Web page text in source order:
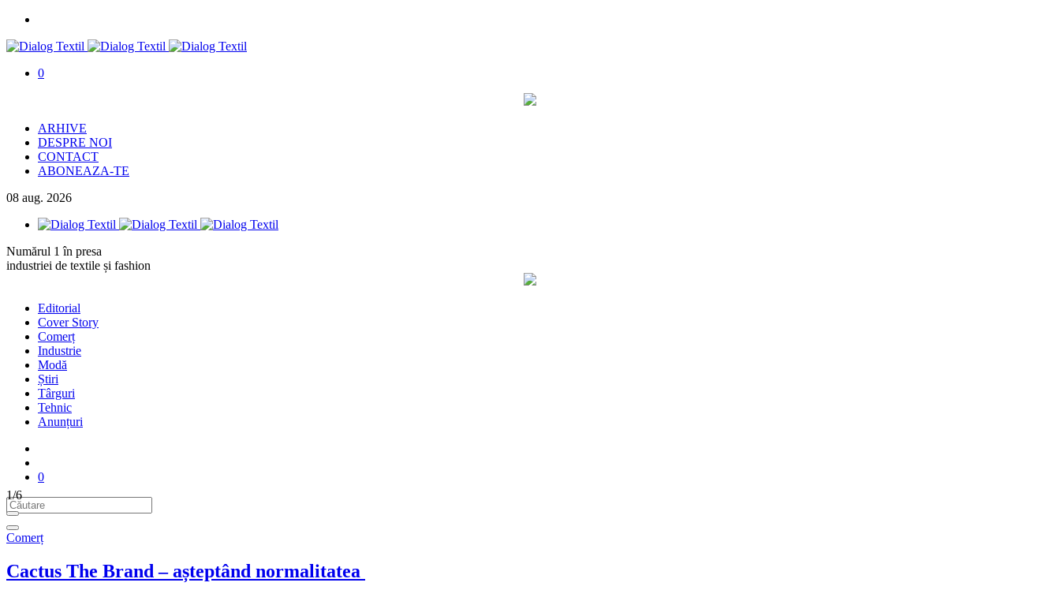
0
ARHIVE
DESPRE NOI
CONTACT
ABONEAZA-TE
08 aug. 2026
Numărul 1 în presa
industriei de textile și fashion
Editorial
Cover Story
Comerț
Industrie
Modă
Știri
Târguri
Tehnic
Anunțuri
0
1/6
Comerț
Cactus The Brand – așteptând normalitatea